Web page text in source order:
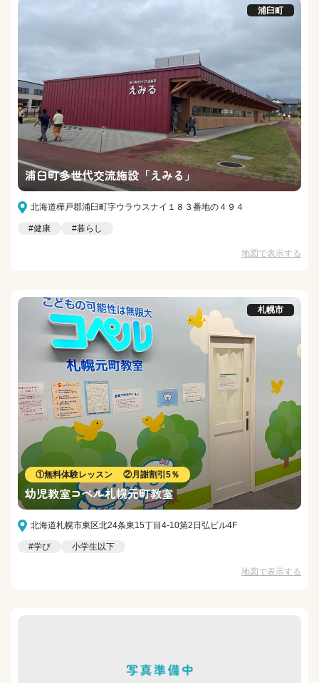
浦臼町
浦臼町多世代交流施設「えみる」
北海道樺戸郡浦臼町字ウラウスナイ１８３番地の４９４
#健康 #暮らし
地図で表示する
札幌市
①無料体験レッスン ②月謝割引5％
幼児教室コペル札幌元町教室
北海道札幌市東区北24条東15丁目4-10第2日弘ビル4F
#学び 小学生以下
地図で表示する